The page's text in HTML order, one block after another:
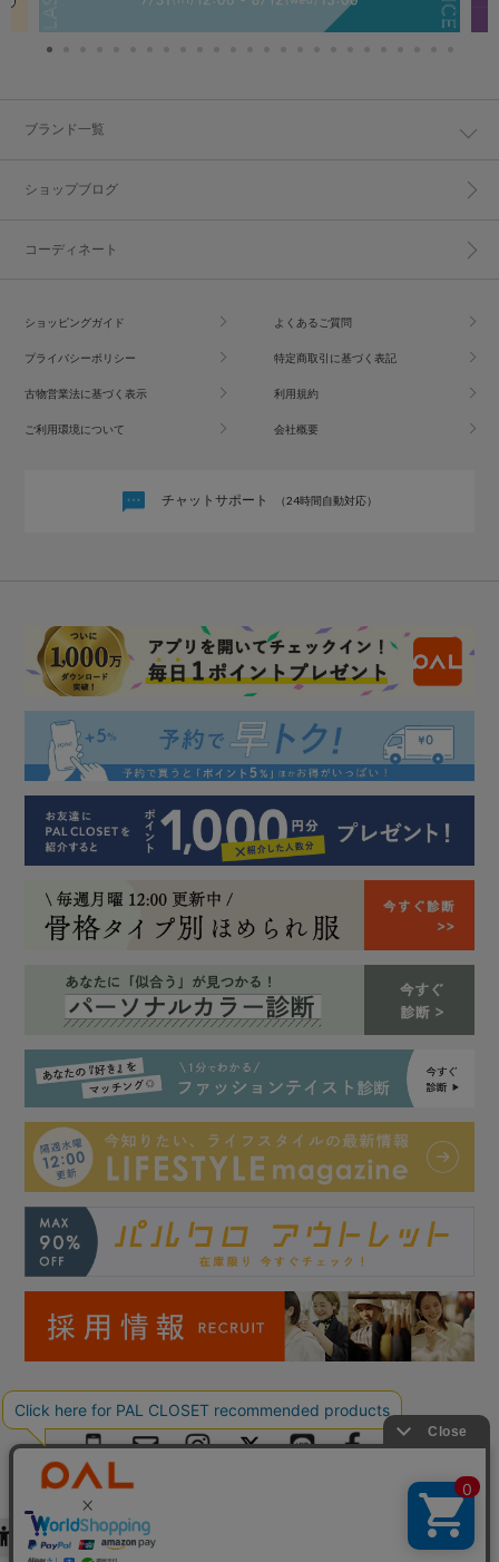
ブランド一覧
ショップブログ
コーディネート
ショッピングガイド よくあるご質問
プライバシーポリシー 特定商取引に基づく表記
古物営業法に基づく表示 利用規約
ご利用環境について 会社概要
チャットサポート （24時間自動対応）